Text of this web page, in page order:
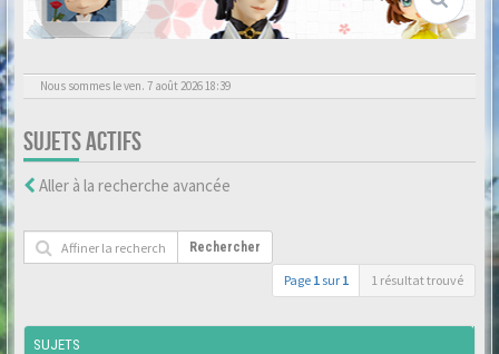
Nous sommes le ven. 7 août 2026 18:39
SUJETS ACTIFS
Aller à la recherche avancée
Rechercher
Page 1 sur 1 1 résultat trouvé
SUJETS